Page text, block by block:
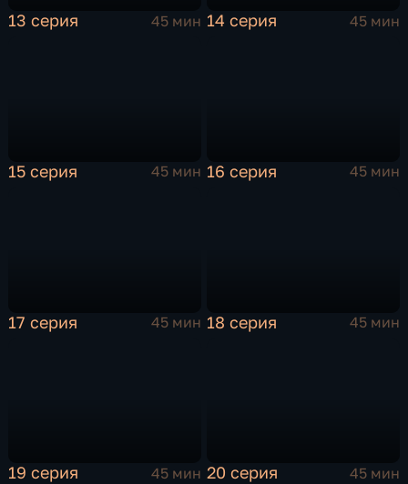
13 серия 45 мин 14 серия 45 мин
15 серия 45 мин 16 серия 45 мин
17 серия 45 мин 18 серия 45 мин
19 серия 45 мин 20 серия 45 мин